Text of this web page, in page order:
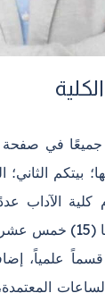
في صفحة
بيتكم
الآداب
والتي يبلغ عددها
قسماً علمياً،